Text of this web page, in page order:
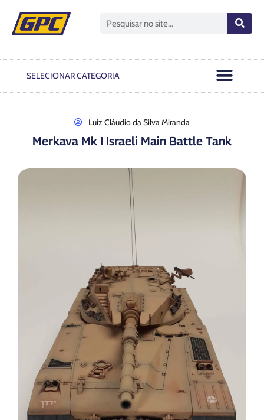
SELECIONAR CATEGORIA
Luiz Cláudio da Silva Miranda
Merkava Mk I Israeli Main Battle Tank